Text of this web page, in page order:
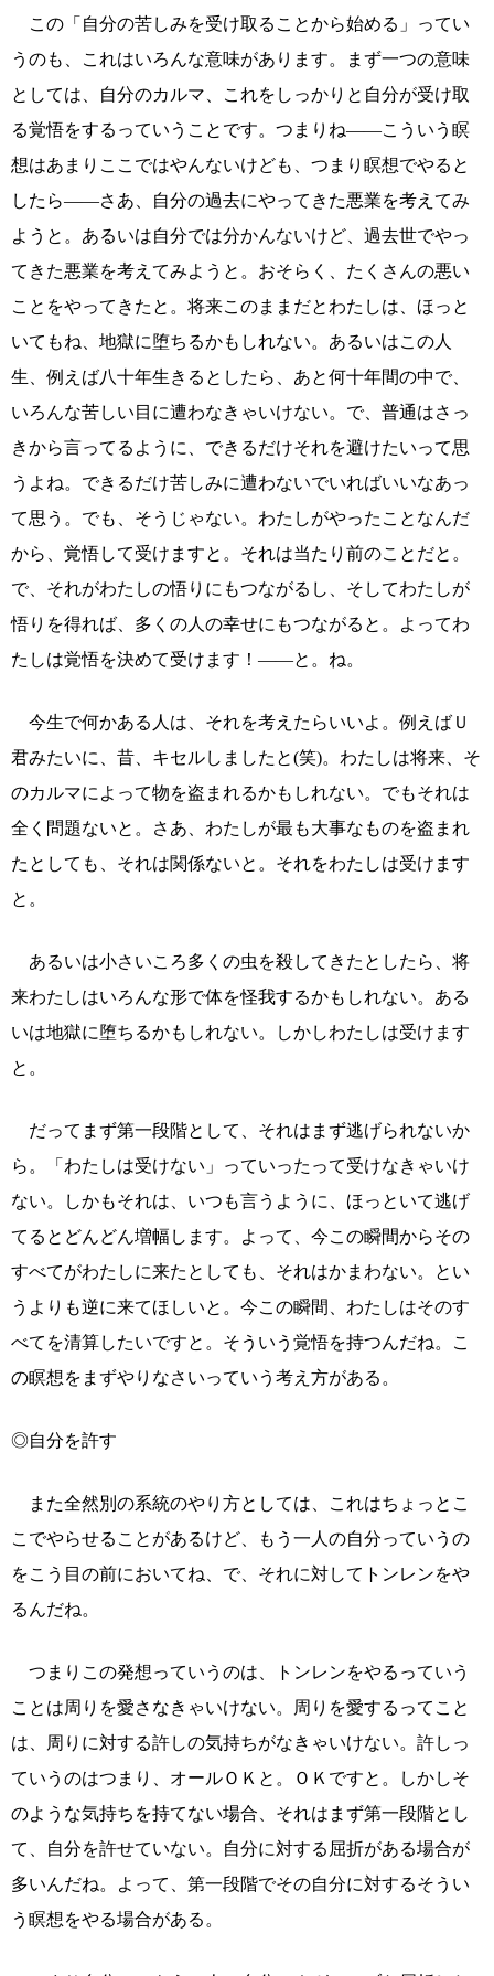
この「自分の苦しみを受け取ることから始める」ってい
うのも、これはいろんな意味があります。まず一つの意味
としては、自分のカルマ、これをしっかりと自分が受け取
る覚悟をするっていうことです。つまりね――こういう瞑
想はあまりここではやんないけども、つまり瞑想でやると
したら――さあ、自分の過去にやってきた悪業を考えてみ
ようと。あるいは自分では分かんないけど、過去世でやっ
てきた悪業を考えてみようと。おそらく、たくさんの悪い
ことをやってきたと。将来このままだとわたしは、ほっと
いてもね、地獄に堕ちるかもしれない。あるいはこの人
生、例えば八十年生きるとしたら、あと何十年間の中で、
いろんな苦しい目に遭わなきゃいけない。で、普通はさっ
きから言ってるように、できるだけそれを避けたいって思
うよね。できるだけ苦しみに遭わないでいればいいなあっ
て思う。でも、そうじゃない。わたしがやったことなんだ
から、覚悟して受けますと。それは当たり前のことだと。
で、それがわたしの悟りにもつながるし、そしてわたしが
悟りを得れば、多くの人の幸せにもつながると。よってわ
たしは覚悟を決めて受けます！――と。ね。
今生で何かある人は、それを考えたらいいよ。例えばＵ
君みたいに、昔、キセルしましたと(笑)。わたしは将来、そ
のカルマによって物を盗まれるかもしれない。でもそれは
全く問題ないと。さあ、わたしが最も大事なものを盗まれ
たとしても、それは関係ないと。それをわたしは受けます
と。
あるいは小さいころ多くの虫を殺してきたとしたら、将
来わたしはいろんな形で体を怪我するかもしれない。ある
いは地獄に堕ちるかもしれない。しかしわたしは受けます
と。
だってまず第一段階として、それはまず逃げられないか
ら。「わたしは受けない」っていったって受けなきゃいけ
ない。しかもそれは、いつも言うように、ほっといて逃げ
てるとどんどん増幅します。よって、今この瞬間からその
すべてがわたしに来たとしても、それはかまわない。とい
うよりも逆に来てほしいと。今この瞬間、わたしはそのす
べてを清算したいですと。そういう覚悟を持つんだね。こ
の瞑想をまずやりなさいっていう考え方がある。
◎自分を許す
また全然別の系統のやり方としては、これはちょっとこ
こでやらせることがあるけど、もう一人の自分っていうの
をこう目の前においてね、で、それに対してトンレンをや
るんだね。
つまりこの発想っていうのは、トンレンをやるっていう
ことは周りを愛さなきゃいけない。周りを愛するってこと
は、周りに対する許しの気持ちがなきゃいけない。許しっ
ていうのはつまり、オールＯＫと。ＯＫですと。しかしそ
のような気持ちを持てない場合、それはまず第一段階とし
て、自分を許せていない。自分に対する屈折がある場合が
多いんだね。よって、第一段階でその自分に対するそうい
う瞑想をやる場合がある。